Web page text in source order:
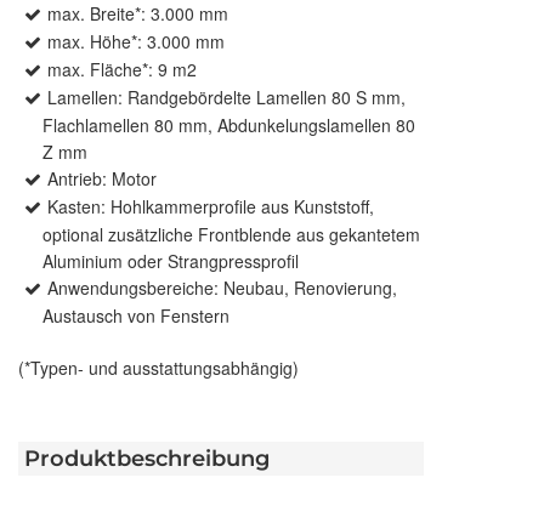
max. Breite*: 3.000 mm
max. Höhe*: 3.000 mm
max. Fläche*: 9 m2
Lamellen: Randgebördelte Lamellen 80 S mm,
Flachlamellen 80 mm, Abdunkelungslamellen 80
Z mm
Antrieb: Motor
Kasten: Hohlkammerprofile aus Kunststoff,
optional zusätzliche Frontblende aus gekantetem
Aluminium oder Strangpressprofil
Anwendungsbereiche: Neubau, Renovierung,
Austausch von Fenstern
(*Typen- und ausstattungsabhängig)
Produktbeschreibung